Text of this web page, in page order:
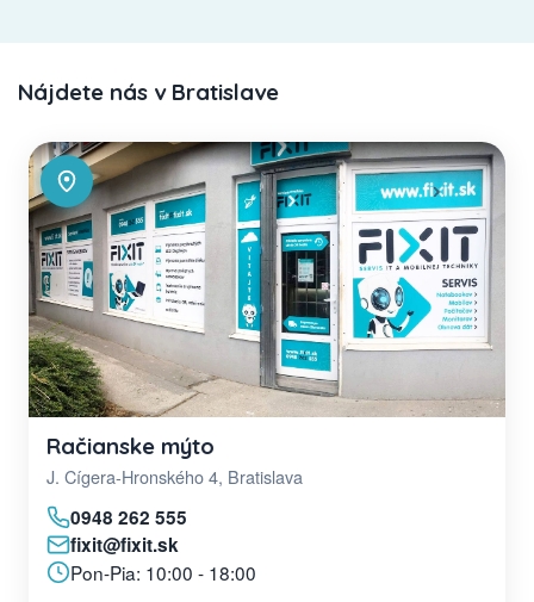
Nájdete nás v Bratislave
Račianske mýto
J. Cígera-Hronského 4, Bratislava
0948 262 555
fixit@fixit.sk
Pon-Pia: 10:00 - 18:00